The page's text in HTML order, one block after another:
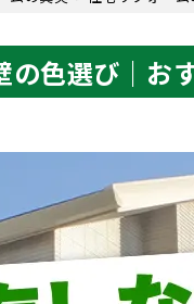
の色選び｜お